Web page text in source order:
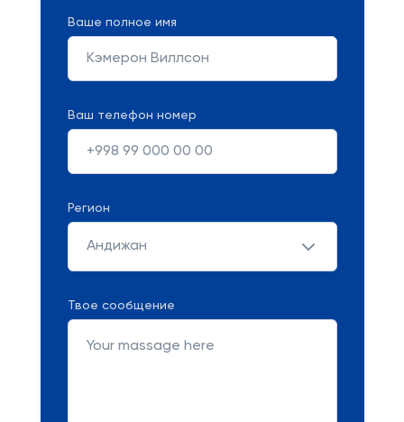
Ваше полное имя
Ваш телефон номер
Регион
Андижан
Твое сообщение